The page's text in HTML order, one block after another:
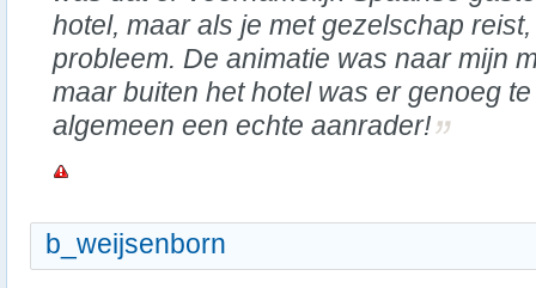
hotel, maar als je met gezelschap
probleem. De animatie was naar mijn
maar buiten het hotel was er genoeg
algemeen een echte aanrader!
b_weijsenborn